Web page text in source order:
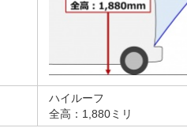
ハイルーフ
全高：1,880ミリ